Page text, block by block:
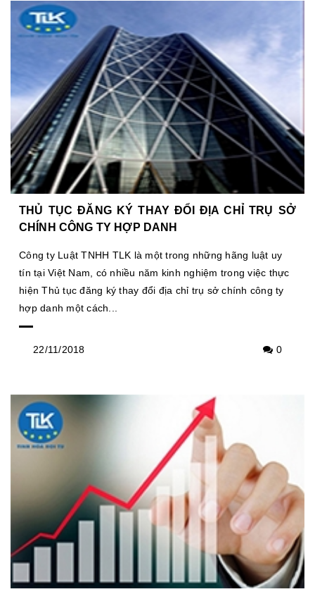
THỦ TỤC ĐĂNG KÝ THAY ĐỔI ĐỊA CHỈ TRỤ SỞ
CHÍNH CÔNG TY HỢP DANH
Công ty Luật TNHH TLK là một trong những hãng luật uy
tín tại Việt Nam, có nhiều năm kinh nghiệm trong việc thực
hiện Thủ tục đăng ký thay đổi địa chỉ trụ sở chính công ty
hợp danh một cách...
22/11/2018 0